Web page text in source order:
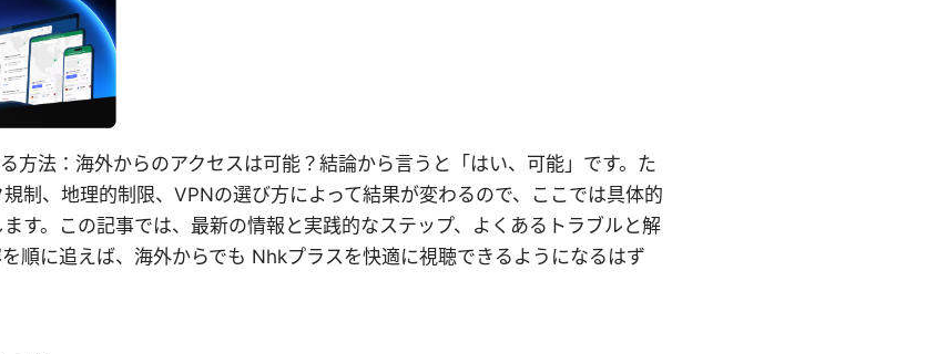
方法：海外からのアクセスは可能？結論から言うと「はい、可能」です。た
制、地理的制限、VPNの選び方によって結果が変わるので、ここでは具体的
す。この記事では、最新の情報と実践的なステップ、よくあるトラブルと解
順に追えば、海外からでも Nhkプラスを快適に視聴できるようになるはず